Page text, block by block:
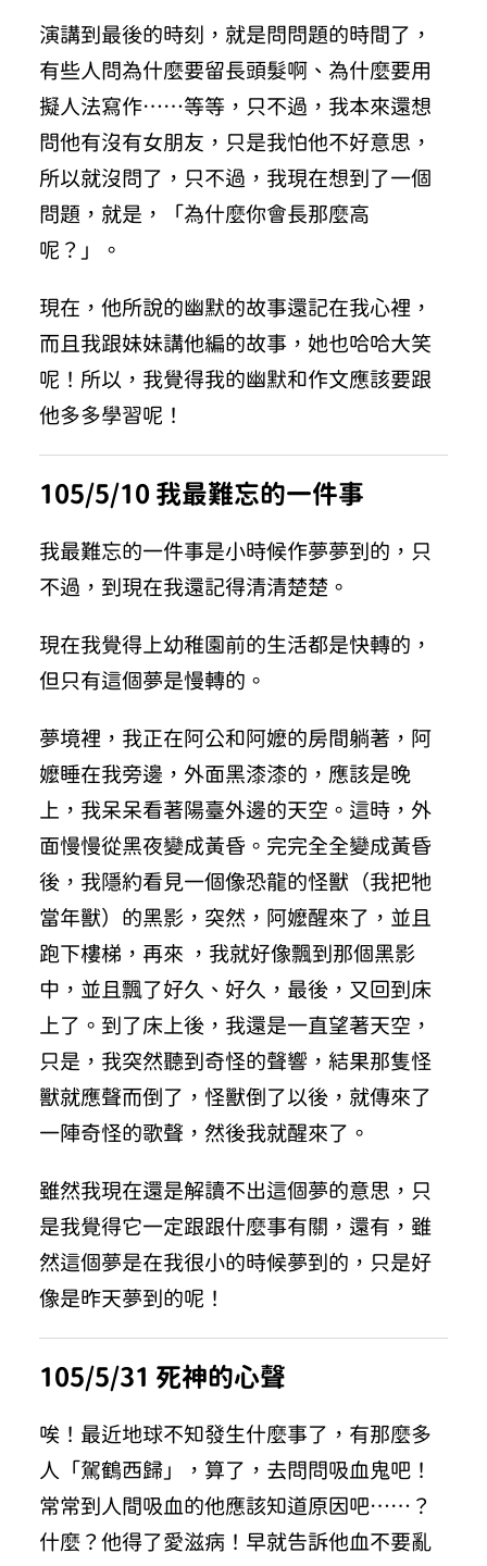
演講到最後的時刻，就是問問題的時間了，
有些人問為什麼要留長頭髮啊、為什麼要用
擬人法寫作……等等，只不過，我本來還想
問他有沒有女朋友，只是我怕他不好意思，
所以就沒問了，只不過，我現在想到了一個
問題，就是，「為什麼你會長那麼高
呢？」。
現在，他所說的幽默的故事還記在我心裡，
而且我跟妹妹講他編的故事，她也哈哈大笑
呢！所以，我覺得我的幽默和作文應該要跟
他多多學習呢！
105/5/10 我最難忘的一件事
我最難忘的一件事是小時候作夢夢到的，只
不過，到現在我還記得清清楚楚。
現在我覺得上幼稚園前的生活都是快轉的，
但只有這個夢是慢轉的。
夢境裡，我正在阿公和阿嬤的房間躺著，阿
嬤睡在我旁邊，外面黑漆漆的，應該是晚
上，我呆呆看著陽臺外邊的天空。這時，外
面慢慢從黑夜變成黃昏。完完全全變成黃昏
後，我隱約看見一個像恐龍的怪獸（我把牠
當年獸）的黑影，突然，阿嬤醒來了，並且
跑下樓梯，再來 ，我就好像飄到那個黑影
中，並且飄了好久、好久，最後，又回到床
上了。到了床上後，我還是一直望著天空，
只是，我突然聽到奇怪的聲響，結果那隻怪
獸就應聲而倒了，怪獸倒了以後，就傳來了
一陣奇怪的歌聲，然後我就醒來了。
雖然我現在還是解讀不出這個夢的意思，只
是我覺得它一定跟跟什麼事有關，還有，雖
然這個夢是在我很小的時候夢到的，只是好
像是昨天夢到的呢！
105/5/31 死神的心聲
唉！最近地球不知發生什麼事了，有那麼多
人「駕鶴西歸」，算了，去問問吸血鬼吧！
常常到人間吸血的他應該知道原因吧⋯⋯？
什麼？他得了愛滋病！早就告訴他血不要亂